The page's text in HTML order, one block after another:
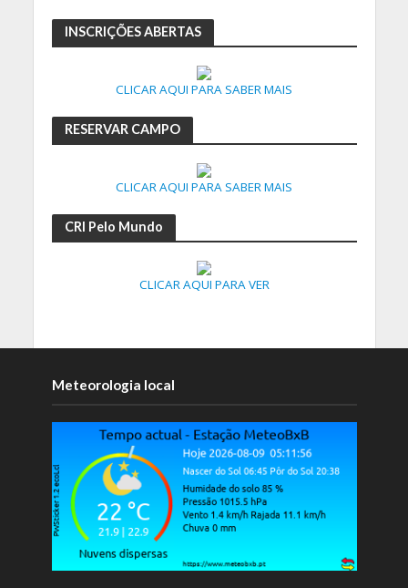
INSCRIÇÕES ABERTAS
CLICAR AQUI PARA SABER MAIS
RESERVAR CAMPO
CLICAR AQUI PARA SABER MAIS
CRI Pelo Mundo
CLICAR AQUI PARA VER
Meteorologia local